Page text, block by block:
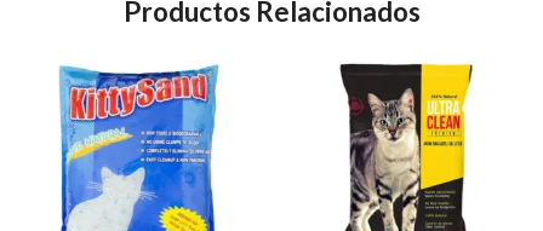
Productos Relacionados